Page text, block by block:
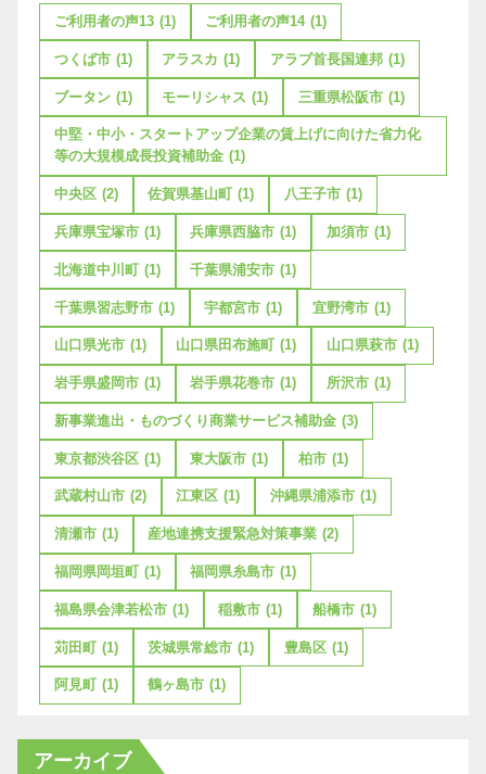
ご利用者の声13 (1) ご利用者の声14 (1)
つくば市 (1) アラスカ (1) アラブ首長国連邦 (1)
ブータン (1) モーリシャス (1) 三重県松阪市 (1)
中堅・中小・スタートアップ企業の賃上げに向けた省力化
等の大規模成長投資補助金 (1)
中央区 (2) 佐賀県基山町 (1) 八王子市 (1)
兵庫県宝塚市 (1) 兵庫県西脇市 (1) 加須市 (1)
北海道中川町 (1) 千葉県浦安市 (1)
千葉県習志野市 (1) 宇都宮市 (1) 宜野湾市 (1)
山口県光市 (1) 山口県田布施町 (1) 山口県萩市 (1)
岩手県盛岡市 (1) 岩手県花巻市 (1) 所沢市 (1)
新事業進出・ものづくり商業サービス補助金 (3)
東京都渋谷区 (1) 東大阪市 (1) 柏市 (1)
武蔵村山市 (2) 江東区 (1) 沖縄県浦添市 (1)
清瀬市 (1) 産地連携支援緊急対策事業 (2)
福岡県岡垣町 (1) 福岡県糸島市 (1)
福島県会津若松市 (1) 稲敷市 (1) 船橋市 (1)
苅田町 (1) 茨城県常総市 (1) 豊島区 (1)
阿見町 (1) 鶴ヶ島市 (1)
アーカイブ